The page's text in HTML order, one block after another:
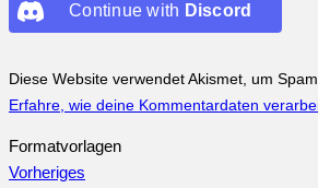
Continue with Discord
Diese Website verwendet Akismet, um
Erfahre, wie deine Kommentardaten
Formatvorlagen
Vorheriges